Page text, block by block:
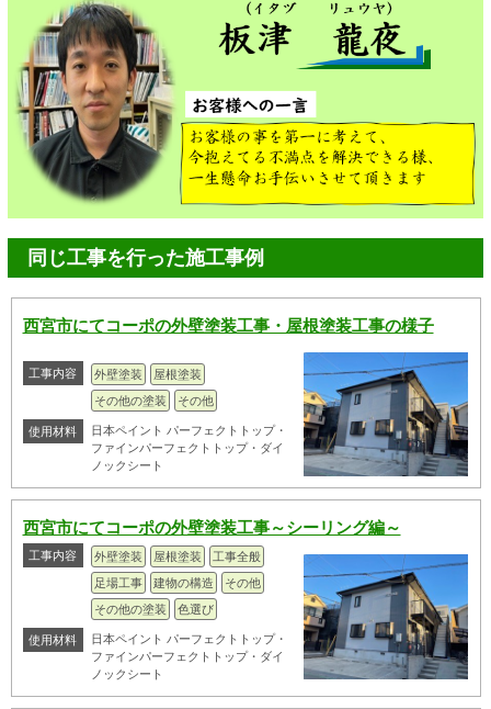
同じ工事を行った施工事例
西宮市にてコーポの外壁塗装工事・屋根塗装工事の様子
工事内容 外壁塗装
屋根塗装
その他の塗装
その他
使用材料
日本ペイント パーフェクトトップ・
ファインパーフェクトトップ・ダイ
ノックシート
西宮市にてコーポの外壁塗装工事～シーリング編～
工事内容 外壁塗装 屋根塗装
工事全般
足場工事
建物の構造
その他
その他の塗装
色選び
使用材料
日本ペイント パーフェクトトップ・
ファインパーフェクトトップ・ダイ
ノックシート